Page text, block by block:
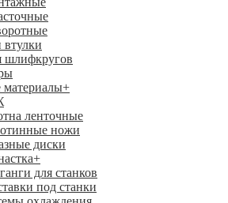
шлифкругов
материалы+
ленточные
ножи
диски
+
для станков
под станки